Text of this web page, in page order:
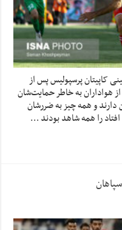
کاپیتان پرسپولیس پس از
هواداران به خاطر حمایت‌شان
و همه چیز به ضررشان
را همه شاهد بودند …